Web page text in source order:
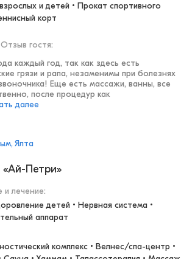
и детей • Прокат спортивного
корт
Отзыв гостя:
каждый год, так как здесь есть
грязи и рапа, незаменимы при болезнях
Еще есть массажи, ванны, все
после процедур как
далее
Ялта
Петри»
и лечение:
детей • Нервная система •
аппарат
комплекс • Велнес/спа-центр •